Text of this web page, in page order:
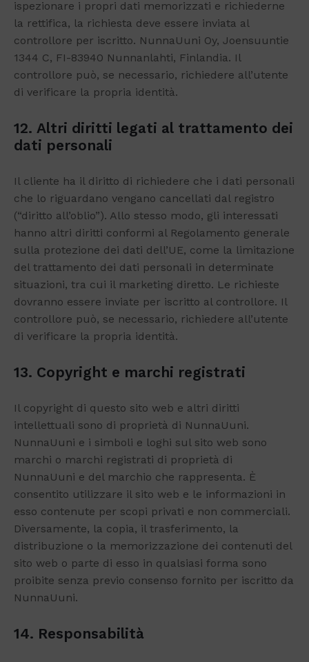
ispezionare i propri dati memorizzati e richiederne
la rettifica, la richiesta deve essere inviata al
controllore per iscritto. NunnaUuni Oy, Joensuuntie
1344 C, FI-83940 Nunnanlahti, Finlandia. Il
controllore può, se necessario, richiedere all’utente
di verificare la propria identità.
12. Altri diritti legati al trattamento dei
dati personali
Il cliente ha il diritto di richiedere che i dati personali
che lo riguardano vengano cancellati dal registro
(“diritto all’oblio”). Allo stesso modo, gli interessati
hanno altri diritti conformi al Regolamento generale
sulla protezione dei dati dell’UE, come la limitazione
del trattamento dei dati personali in determinate
situazioni, tra cui il marketing diretto. Le richieste
dovranno essere inviate per iscritto al controllore. Il
controllore può, se necessario, richiedere all’utente
di verificare la propria identità.
13. Copyright e marchi registrati
Il copyright di questo sito web e altri diritti
intellettuali sono di proprietà di NunnaUuni.
NunnaUuni e i simboli e loghi sul sito web sono
marchi o marchi registrati di proprietà di
NunnaUuni e del marchio che rappresenta. È
consentito utilizzare il sito web e le informazioni in
esso contenute per scopi privati e non commerciali.
Diversamente, la copia, il trasferimento, la
distribuzione o la memorizzazione dei contenuti del
sito web o parte di esso in qualsiasi forma sono
proibite senza previo consenso fornito per iscritto da
NunnaUuni.
14. Responsabilità